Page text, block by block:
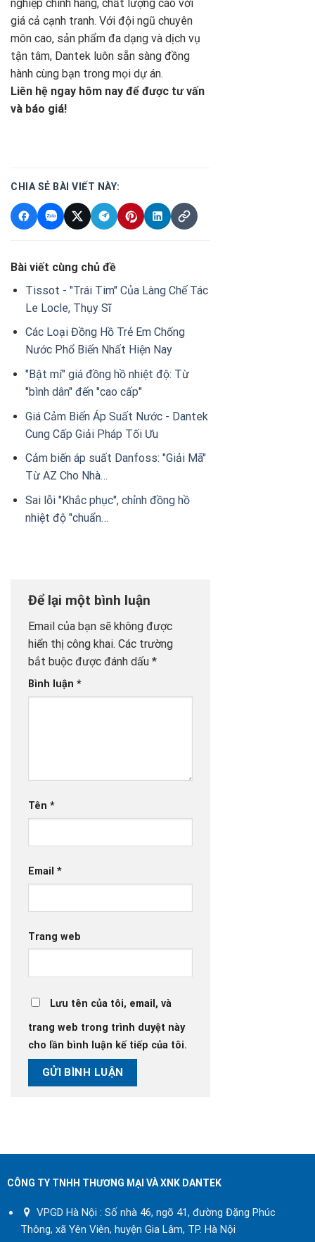
nghiệp chính hãng, chất lượng cao với
giá cả cạnh tranh. Với đội ngũ chuyên
môn cao, sản phẩm đa dạng và dịch vụ
tận tâm, Dantek luôn sẵn sàng đồng
hành cùng bạn trong mọi dự án.
Liên hệ ngay hôm nay để được tư vấn
và báo giá!
CHIA SẺ BÀI VIẾT NÀY:
Bài viết cùng chủ đề
Tissot - "Trái Tim" Của Làng Chế Tác
Le Locle, Thụy Sĩ
Các Loại Đồng Hồ Trẻ Em Chống
Nước Phổ Biến Nhất Hiện Nay
"Bật mí" giá đồng hồ nhiệt độ: Từ
"bình dân" đến "cao cấp"
Giá Cảm Biến Áp Suất Nước - Dantek
Cung Cấp Giải Pháp Tối Ưu
Cảm biến áp suất Danfoss: "Giải Mã"
Từ AZ Cho Nhà…
Sai lỗi "Khắc phục", chỉnh đồng hồ
nhiệt độ "chuẩn…
Để lại một bình luận
Email của bạn sẽ không được
hiển thị công khai. Các trường
bắt buộc được đánh dấu *
Bình luận *
Tên *
Email *
Trang web
Lưu tên của tôi, email, và
trang web trong trình duyệt này
cho lần bình luận kế tiếp của tôi.
CÔNG TY TNHH THƯƠNG MẠI VÀ XNK DANTEK
VPGD Hà Nội : Số nhà 46, ngõ 41, đường Đặng Phúc
Thông, xã Yên Viên, huyện Gia Lâm, TP. Hà Nội